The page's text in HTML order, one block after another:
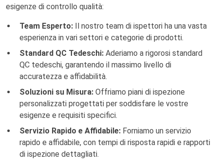
esigenze di controllo qualità:
Team Esperto: Il nostro team di ispettori ha una vasta
esperienza in vari settori e categorie di prodotti.
Standard QC Tedeschi: Aderiamo a rigorosi standard
QC tedeschi, garantendo il massimo livello di
accuratezza e affidabilità.
Soluzioni su Misura: Offriamo piani di ispezione
personalizzati progettati per soddisfare le vostre
esigenze e requisiti specifici.
Servizio Rapido e Affidabile: Forniamo un servizio
rapido e affidabile, con tempi di risposta rapidi e rapporti
di ispezione dettagliati.